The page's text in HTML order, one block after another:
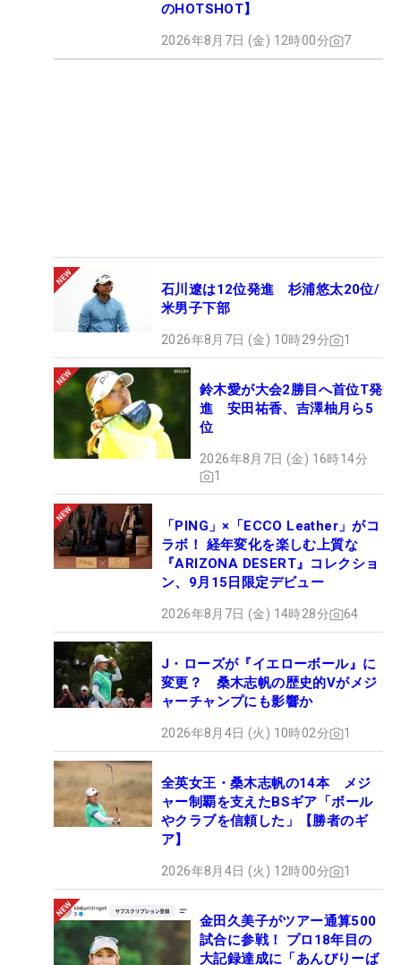
のHOTSHOT】
2026年8月7日 (金) 12時00分 7
石川遼は12位発進 杉浦悠太20位/
米男子下部
2026年8月7日 (金) 10時29分 1
鈴木愛が大会2勝目へ首位T発
進 安田祐香、吉澤柚月ら5
位
2026年8月7日 (金) 16時14分
1
「PING」×「ECCO Leather」がコ
ラボ！ 経年変化を楽しむ上質な
『ARIZONA DESERT』コレクショ
ン、9月15日限定デビュー
2026年8月7日 (金) 14時28分 64
J・ローズが『イエローボール』に
変更？ 桑木志帆の歴史的Vがメジ
ャーチャンプにも影響か
2026年8月4日 (火) 10時02分 1
全英女王・桑木志帆の14本 メジ
ャー制覇を支えたBSギア「ボール
やクラブを信頼した」【勝者のギ
ア】
2026年8月4日 (火) 12時00分 1
金田久美子がツアー通算500
試合に参戦！ プロ18年目の
大記録達成に「あんびりーば